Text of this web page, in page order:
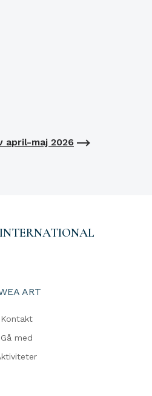
april-maj 2026
ART
Kontakt
Gå med